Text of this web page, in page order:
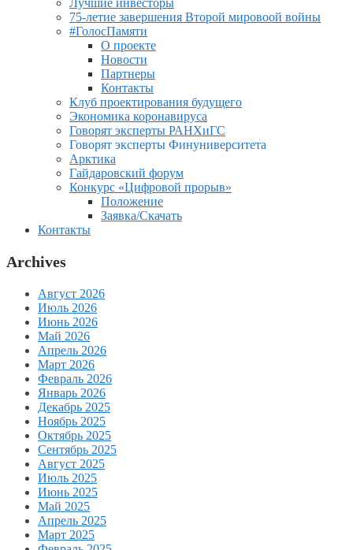
Лучшие инвесторы
75-летие завершения Второй мировоой войны
#ГолосПамяти
О проекте
Новости
Партнеры
Контакты
Клуб проектирования будущего
Экономика коронавируса
Говорят эксперты РАНХиГС
Говорят эксперты Финуниверситета
Арктика
Гайдаровский форум
Конкурс «Цифровой прорыв»
Положение
Заявка/Скачать
Контакты
Archives
Август 2026
Июль 2026
Июнь 2026
Май 2026
Апрель 2026
Март 2026
Февраль 2026
Январь 2026
Декабрь 2025
Ноябрь 2025
Октябрь 2025
Сентябрь 2025
Август 2025
Июль 2025
Июнь 2025
Май 2025
Апрель 2025
Март 2025